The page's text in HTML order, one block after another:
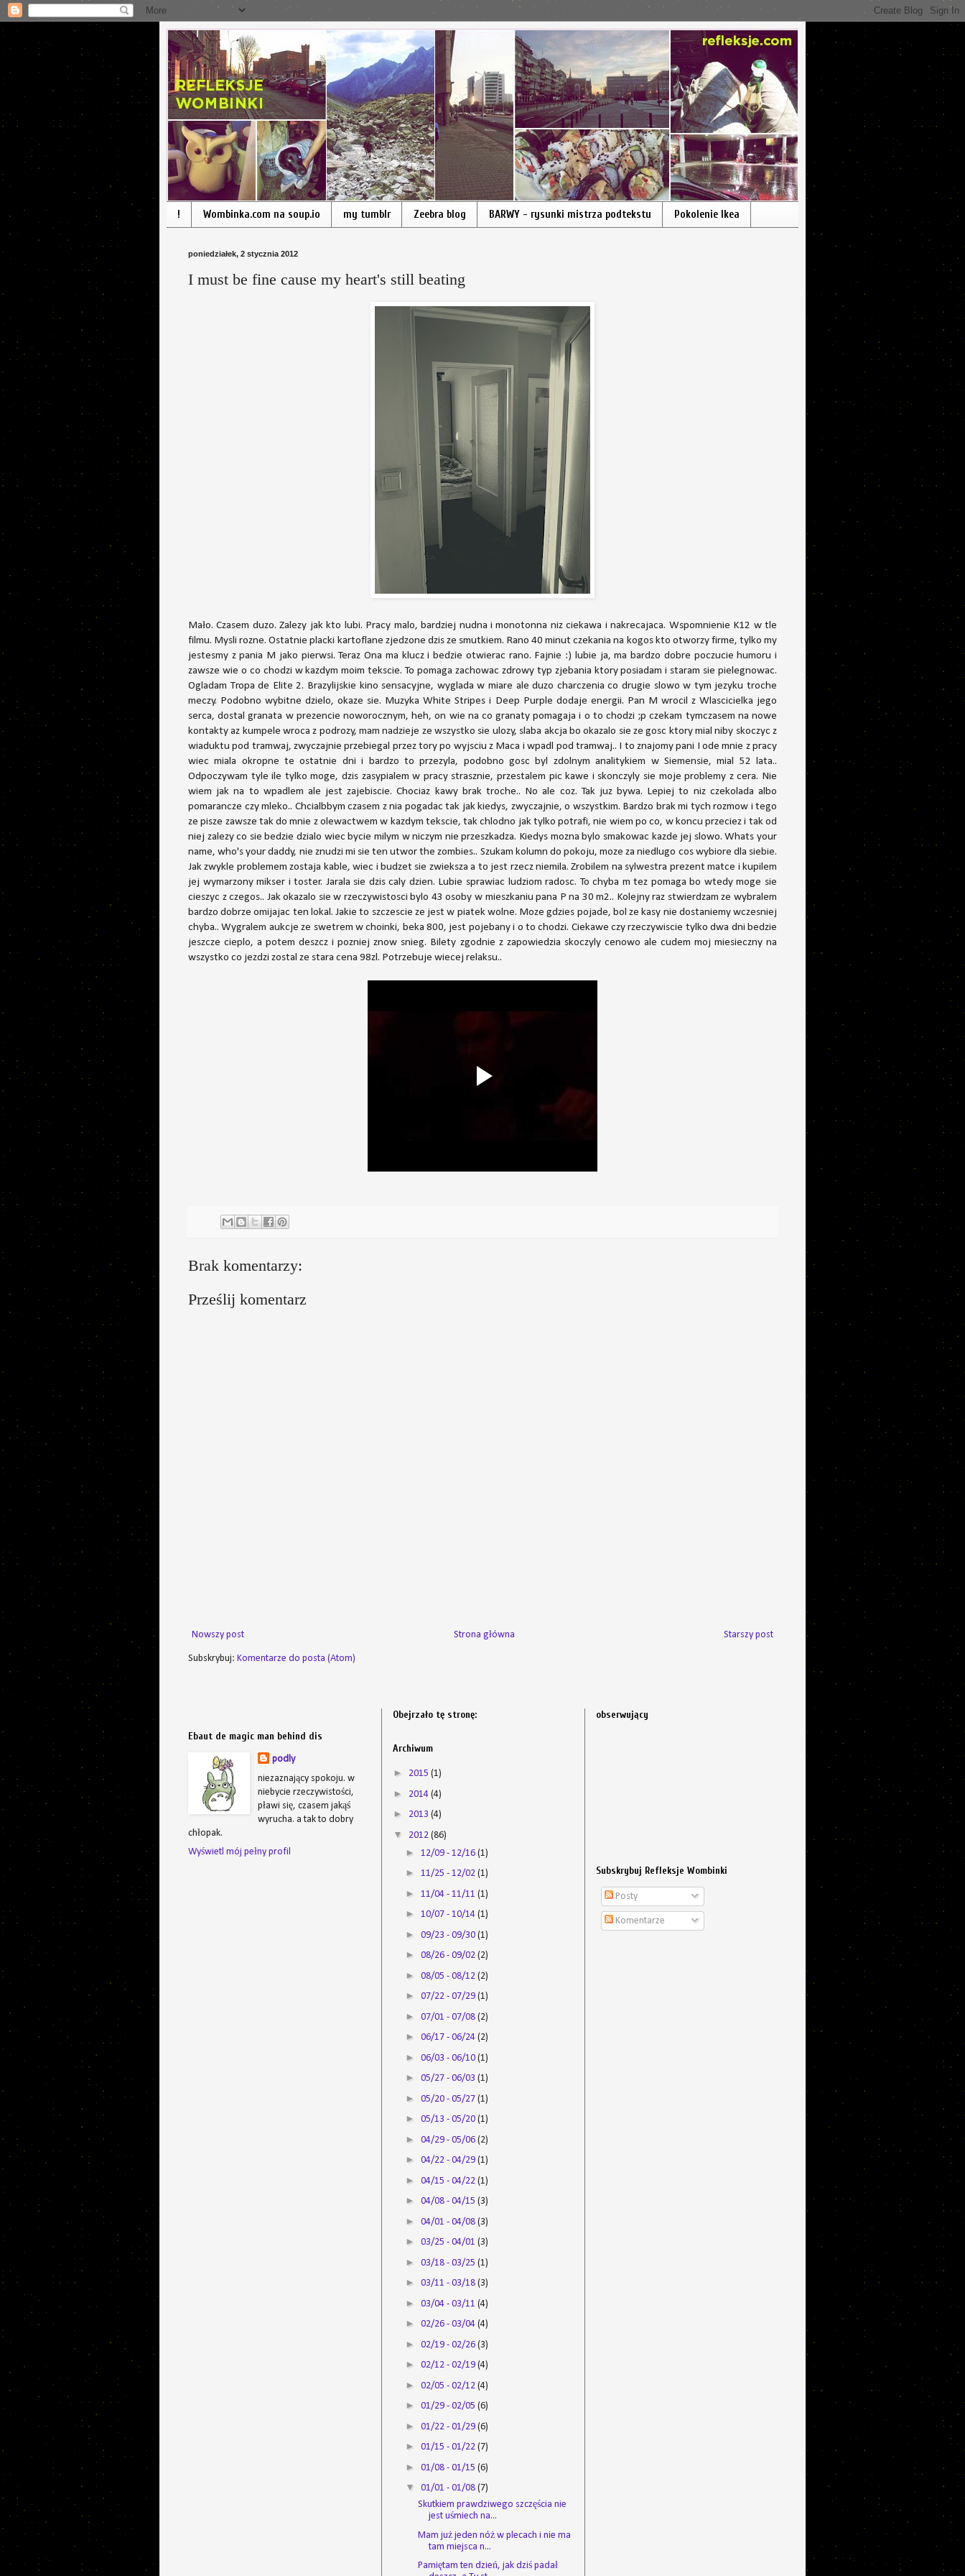
! Wombinka.com na soup.io my tumblr Zeebra blog BARWY - rysunki mistrza podtekstu Pokolenie Ikea
poniedziałek, 2 stycznia 2012
I must be fine cause my heart's still beating
Mało. Czasem duzo. Zalezy jak kto lubi. Pracy malo, bardziej nudna i monotonna niz ciekawa i nakrecajaca. Wspomnienie K12 w tle
filmu. Mysli rozne. Ostatnie placki kartoflane zjedzone dzis ze smutkiem. Rano 40 minut czekania na kogos kto otworzy firme, tylko my
jestesmy z pania M jako pierwsi. Teraz Ona ma klucz i bedzie otwierac rano. Fajnie :) lubie ja, ma bardzo dobre poczucie humoru i
zawsze wie o co chodzi w kazdym moim tekscie. To pomaga zachowac zdrowy typ zjebania ktory posiadam i staram sie pielegnowac.
Ogladam Tropa de Elite 2. Brazylijskie kino sensacyjne, wyglada w miare ale duzo charczenia co drugie slowo w tym jezyku troche
meczy. Podobno wybitne dzielo, okaze sie. Muzyka White Stripes i Deep Purple dodaje energii. Pan M wrocil z Wlascicielka jego
serca, dostal granata w prezencie noworocznym, heh, on wie na co granaty pomagaja i o to chodzi ;p czekam tymczasem na nowe
kontakty az kumpele wroca z podrozy, mam nadzieje ze wszystko sie ulozy, slaba akcja bo okazalo sie ze gosc ktory mial niby skoczyc z
wiaduktu pod tramwaj, zwyczajnie przebiegal przez tory po wyjsciu z Maca i wpadl pod tramwaj.. I to znajomy pani I ode mnie z pracy
wiec miala okropne te ostatnie dni i bardzo to przezyla, podobno gosc byl zdolnym analitykiem w Siemensie, mial 52 lata..
Odpoczywam tyle ile tylko moge, dzis zasypialem w pracy strasznie, przestalem pic kawe i skonczyly sie moje problemy z cera. Nie
wiem jak na to wpadlem ale jest zajebiscie. Chociaz kawy brak troche.. No ale coz. Tak juz bywa. Lepiej to niz czekolada albo
pomarancze czy mleko.. Chcialbbym czasem z nia pogadac tak jak kiedys, zwyczajnie, o wszystkim. Bardzo brak mi tych rozmow i tego
ze pisze zawsze tak do mnie z olewactwem w kazdym tekscie, tak chlodno jak tylko potrafi, nie wiem po co, w koncu przeciez i tak od
niej zalezy co sie bedzie dzialo wiec bycie milym w niczym nie przeszkadza. Kiedys mozna bylo smakowac kazde jej slowo. Whats your
name, who's your daddy, nie znudzi mi sie ten utwor the zombies.. Szukam kolumn do pokoju, moze za niedlugo cos wybiore dla siebie.
Jak zwykle problemem zostaja kable, wiec i budzet sie zwieksza a to jest rzecz niemila. Zrobilem na sylwestra prezent matce i kupilem
jej wymarzony mikser i toster. Jarala sie dzis caly dzien. Lubie sprawiac ludziom radosc. To chyba m tez pomaga bo wtedy moge sie
cieszyc z czegos.. Jak okazalo sie w rzeczywistosci bylo 43 osoby w mieszkaniu pana P na 30 m2.. Kolejny raz stwierdzam ze wybralem
bardzo dobrze omijajac ten lokal. Jakie to szczescie ze jest w piatek wolne. Moze gdzies pojade, bol ze kasy nie dostaniemy wczesniej
chyba.. Wygralem aukcje ze swetrem w choinki, beka 800, jest pojebany i o to chodzi. Ciekawe czy rzeczywiscie tylko dwa dni bedzie
jeszcze cieplo, a potem deszcz i pozniej znow snieg. Bilety zgodnie z zapowiedzia skoczyly cenowo ale cudem moj miesieczny na
wszystko co jezdzi zostal ze stara cena 98zl. Potrzebuje wiecej relaksu..
Brak komentarzy:
Prześlij komentarz
Nowszy post Starszy post
Strona główna
Subskrybuj: Komentarze do posta (Atom)
Ebaut de magic man behind dis
podly
niezaznający spokoju. w
niebycie rzeczywistości,
pławi się, czasem jakąś
wyrucha. a tak to dobry
chłopak.
Wyświetl mój pełny profil
Obejrzało tę stronę:
Archiwum
► 2015 (1)
► 2014 (4)
► 2013 (4)
▼ 2012 (86)
► 12/09 - 12/16 (1)
► 11/25 - 12/02 (1)
► 11/04 - 11/11 (1)
► 10/07 - 10/14 (1)
► 09/23 - 09/30 (1)
► 08/26 - 09/02 (2)
► 08/05 - 08/12 (2)
► 07/22 - 07/29 (1)
► 07/01 - 07/08 (2)
► 06/17 - 06/24 (2)
► 06/03 - 06/10 (1)
► 05/27 - 06/03 (1)
► 05/20 - 05/27 (1)
► 05/13 - 05/20 (1)
► 04/29 - 05/06 (2)
► 04/22 - 04/29 (1)
► 04/15 - 04/22 (1)
► 04/08 - 04/15 (3)
► 04/01 - 04/08 (3)
► 03/25 - 04/01 (3)
► 03/18 - 03/25 (1)
► 03/11 - 03/18 (3)
► 03/04 - 03/11 (4)
► 02/26 - 03/04 (4)
► 02/19 - 02/26 (3)
► 02/12 - 02/19 (4)
► 02/05 - 02/12 (4)
► 01/29 - 02/05 (6)
► 01/22 - 01/29 (6)
► 01/15 - 01/22 (7)
► 01/08 - 01/15 (6)
▼ 01/01 - 01/08 (7)
Skutkiem prawdziwego szczęścia nie
jest uśmiech na...
Mam już jeden nóż w plecach i nie ma
tam miejsca n...
Pamiętam ten dzień, jak dziś padał
obserwujący
Subskrybuj Refleksje Wombinki
Posty
Komentarze